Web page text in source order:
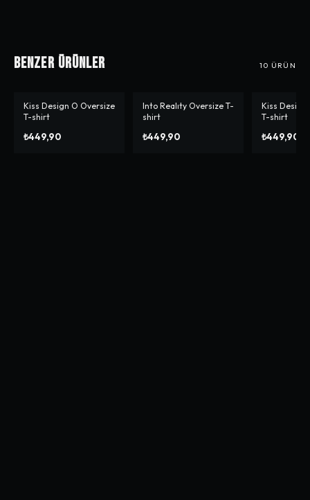
Benzer Ürünler 10 ÜRÜN
Kiss Design O Oversize
T-shirt
₺449,90
Into Realıty Oversize T-
shirt
₺449,90
Kiss Design
T-shirt
₺449,90